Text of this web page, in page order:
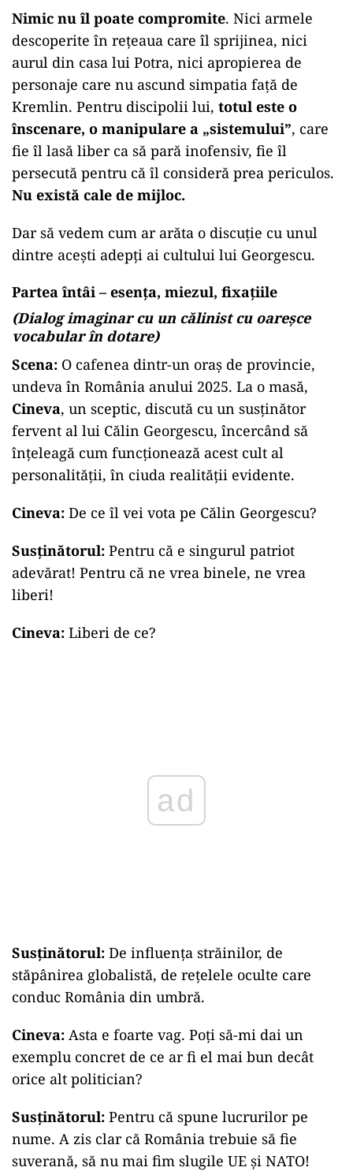
Nimic nu îl poate compromite. Nici armele
descoperite în rețeaua care îl sprijinea, nici
aurul din casa lui Potra, nici apropierea de
personaje care nu ascund simpatia față de
Kremlin. Pentru discipolii lui, totul este o
înscenare, o manipulare a „sistemului”, care
fie îl lasă liber ca să pară inofensiv, fie îl
persecută pentru că îl consideră prea periculos.
Nu există cale de mijloc.
Dar să vedem cum ar arăta o discuție cu unul
dintre acești adepți ai cultului lui Georgescu.
Partea întâi – esența, miezul, fixațiile
(Dialog imaginar cu un călinist cu oareșce
vocabular în dotare)
Scena: O cafenea dintr-un oraș de provincie,
undeva în România anului 2025. La o masă,
Cineva, un sceptic, discută cu un susținător
fervent al lui Călin Georgescu, încercând să
înțeleagă cum funcționează acest cult al
personalității, în ciuda realității evidente.
Cineva: De ce îl vei vota pe Călin Georgescu?
Susținătorul: Pentru că e singurul patriot
adevărat! Pentru că ne vrea binele, ne vrea
liberi!
Cineva: Liberi de ce?
ad
Susținătorul: De influența străinilor, de
stăpânirea globalistă, de rețelele oculte care
conduc România din umbră.
Cineva: Asta e foarte vag. Poți să-mi dai un
exemplu concret de ce ar fi el mai bun decât
orice alt politician?
Susținătorul: Pentru că spune lucrurilor pe
nume. A zis clar că România trebuie să fie
suverană, să nu mai fim slugile UE și NATO!